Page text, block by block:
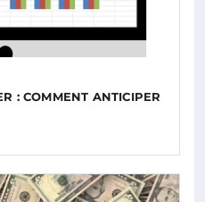
: COMMENT ANTICIPER